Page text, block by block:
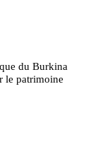
du Burkina
le patrimoine